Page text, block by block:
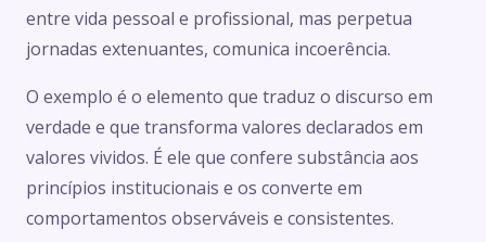
entre vida pessoal e profissional, mas perpetua
jornadas extenuantes, comunica incoerência.
O exemplo é o elemento que traduz o discurso em
verdade e que transforma valores declarados em
valores vividos. É ele que confere substância aos
princípios institucionais e os converte em
comportamentos observáveis e consistentes.